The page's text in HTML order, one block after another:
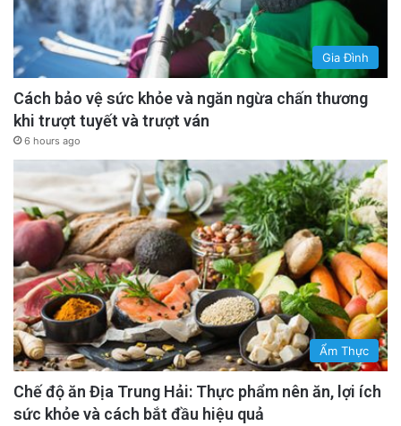
Tin từ RFARead More
Gia Đình
Cách bảo vệ sức khỏe và ngăn ngừa chấn thương
khi trượt tuyết và trượt ván
6 hours ago
Ẩm Thực
Chế độ ăn Địa Trung Hải: Thực phẩm nên ăn, lợi ích
sức khỏe và cách bắt đầu hiệu quả